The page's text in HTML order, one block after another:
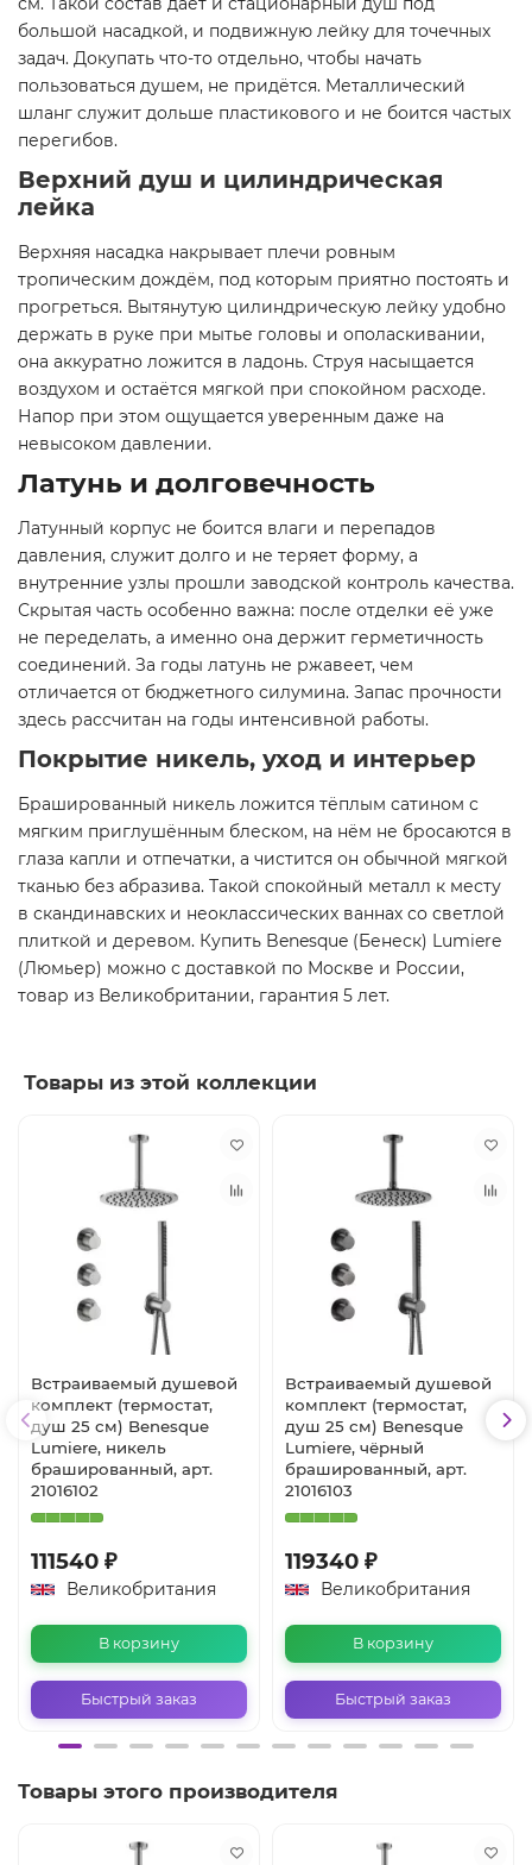
большой насадкой, и подвижную лейку для точечных
задач. Докупать что-то отдельно, чтобы начать
пользоваться душем, не придётся. Металлический
шланг служит дольше пластикового и не боится частых
перегибов.
Верхний душ и цилиндрическая
лейка
Верхняя насадка накрывает плечи ровным
тропическим дождём, под которым приятно постоять и
прогреться. Вытянутую цилиндрическую лейку удобно
держать в руке при мытье головы и ополаскивании,
она аккуратно ложится в ладонь. Струя насыщается
воздухом и остаётся мягкой при спокойном расходе.
Напор при этом ощущается уверенным даже на
невысоком давлении.
Латунь и долговечность
Латунный корпус не боится влаги и перепадов
давления, служит долго и не теряет форму, а
внутренние узлы прошли заводской контроль качества.
Скрытая часть особенно важна: после отделки её уже
не переделать, а именно она держит герметичность
соединений. За годы латунь не ржавеет, чем
отличается от бюджетного силумина. Запас прочности
здесь рассчитан на годы интенсивной работы.
Покрытие никель, уход и интерьер
Брашированный никель ложится тёплым сатином с
мягким приглушённым блеском, на нём не бросаются в
глаза капли и отпечатки, а чистится он обычной мягкой
тканью без абразива. Такой спокойный металл к месту
в скандинавских и неоклассических ваннах со светлой
плиткой и деревом. Купить Benesque (Бенеск) Lumiere
(Люмьер) можно с доставкой по Москве и России,
товар из Великобритании, гарантия 5 лет.
Товары из этой коллекции
Встраиваемый душевой
комплект (термостат,
душ 25 см) Benesque
Lumiere, никель
брашированный, арт.
21016102
111540 ₽
Великобритания
В корзину
Быстрый заказ
Встраиваемый душевой
комплект (термостат,
душ 25 см) Benesque
Lumiere, чёрный
брашированный, арт.
21016103
119340 ₽
Великобритания
В корзину
Быстрый заказ
Товары этого производителя